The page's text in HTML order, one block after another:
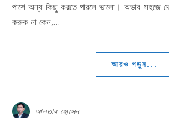
পাশে অন্য কিছু করতে পারলে ভালো। অভাব সহজে
করুক না কেন,…
আরও পড়ুন...
আলতাব হোসেন